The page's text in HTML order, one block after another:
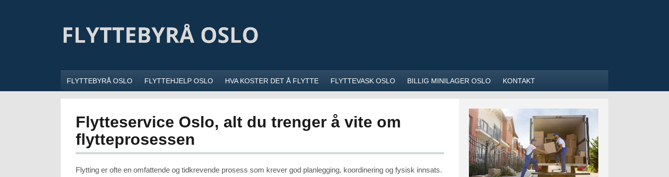
FLYTTEBYRÅ OSLO FLYTTEHJELP OSLO HVA KOSTER DET Å FLYTTE FLYTTEVASK OSLO BILLIG MINILAGER OSLO KONTAKT
Flytteservice Oslo, alt du trenger å vite om
flytteprosessen
Flytting er ofte en omfattende og tidkrevende prosess som krever god planlegging, koordinering og fysisk innsats.